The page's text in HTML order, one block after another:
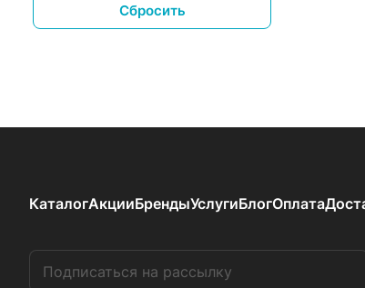
Сбросить
КаталогАкцииБрендыУслугиБлогОплата